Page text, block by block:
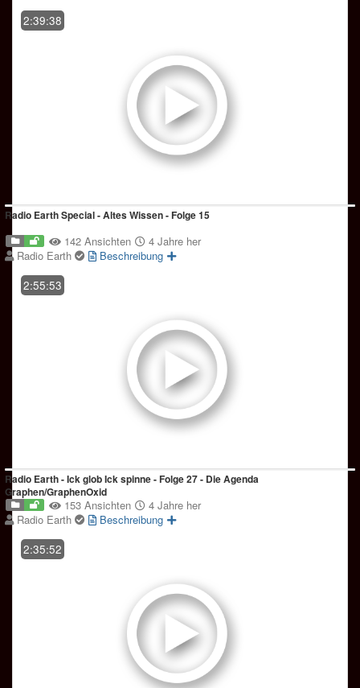
2:39:38
Radio Earth Special - Altes Wissen - Folge 15
142 Ansichten
4 Jahre her
Radio Earth
Beschreibung
2:55:53
Radio Earth - Ick glob Ick spinne - Folge 27 - Die Agenda
Graphen/GraphenOxid
153 Ansichten
4 Jahre her
Radio Earth
Beschreibung
2:35:52